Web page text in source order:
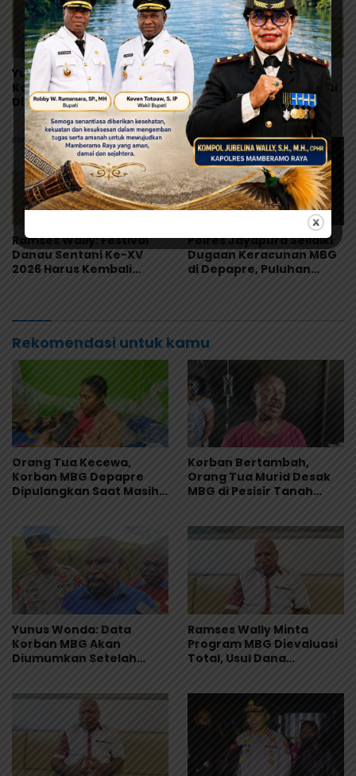
Yunus Wonda: Data
Korban MBG Akan
Diumumkan Setelah
Observasi Tiga Hari
Ramses Wally Minta
Program MBG Dievaluasi
Total, Usul Dana
Langsung Dikelola
Ramses Wally: Festival
Danau Sentani Ke-XV
2026 Harus Kembali
Polres Jayapura Selidiki
Dugaan Keracunan MBG
di Depapre, Puluhan
Rekomendasi untuk kamu
Orang Tua Kecewa,
Korban MBG Depapre
Dipulangkan Saat Masih
Korban Bertambah,
Orang Tua Murid Desak
MBG di Pesisir Tanah
Yunus Wonda: Data
Korban MBG Akan
Diumumkan Setelah
Ramses Wally Minta
Program MBG Dievaluasi
Total, Usul Dana